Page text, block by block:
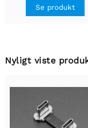
Se produkt
Nyligt viste